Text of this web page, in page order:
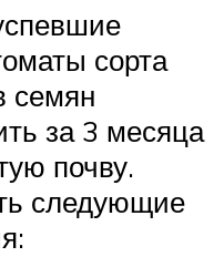
сорта
семян
за 3 месяца
почву.
следующие